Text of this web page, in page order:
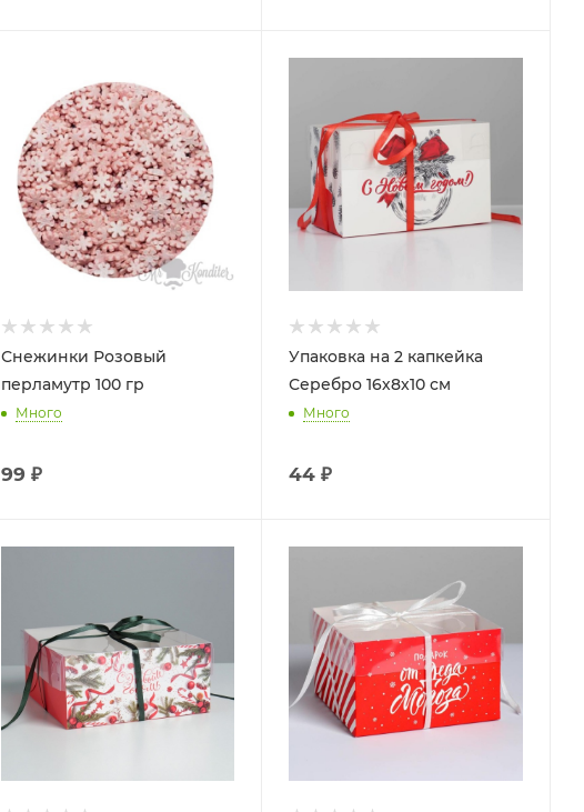
Снежинки Розовый
перламутр 100 гр
Много
99 ₽
Упаковка на 2 капкейка
Серебро 16х8х10 см
Много
44 ₽